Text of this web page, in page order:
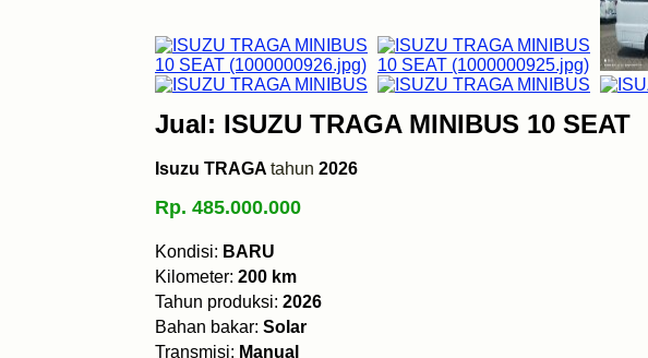
Jual: ISUZU TRAGA MINIBUS 10 SEAT
Isuzu TRAGA tahun 2026
Rp. 485.000.000
Kondisi: BARU
Kilometer: 200 km
Tahun produksi: 2026
Bahan bakar: Solar
Transmisi: Manual